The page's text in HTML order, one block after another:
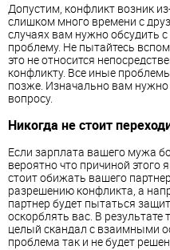
Допустим, конфликт возник
слишком много времени с
случаях вам нужно обсудить
проблему. Не пытайтесь
это не относится
конфликту. Все иные
позже. Изначально вам
вопросу.
Никогда не стоит
Если зарплата вашего мужа
вероятно что причиной этого
стоит обижать вашего
разрешению конфликта, а
партнер будет пытаться
оскорблять вас. В результате
целый скандал с взаимными
проблема так и не будет